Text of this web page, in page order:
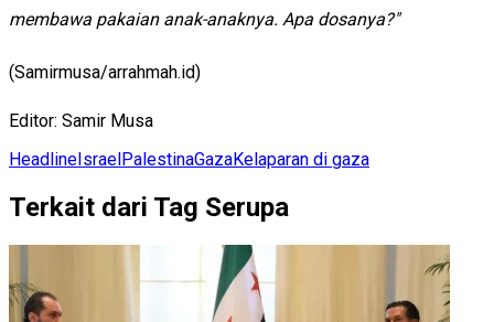
membawa pakaian anak-anaknya. Apa dosanya?"
(Samirmusa/arrahmah.id)
Editor: Samir Musa
HeadlineIsraelPalestinaGazaKelaparan di gaza
Terkait dari Tag Serupa